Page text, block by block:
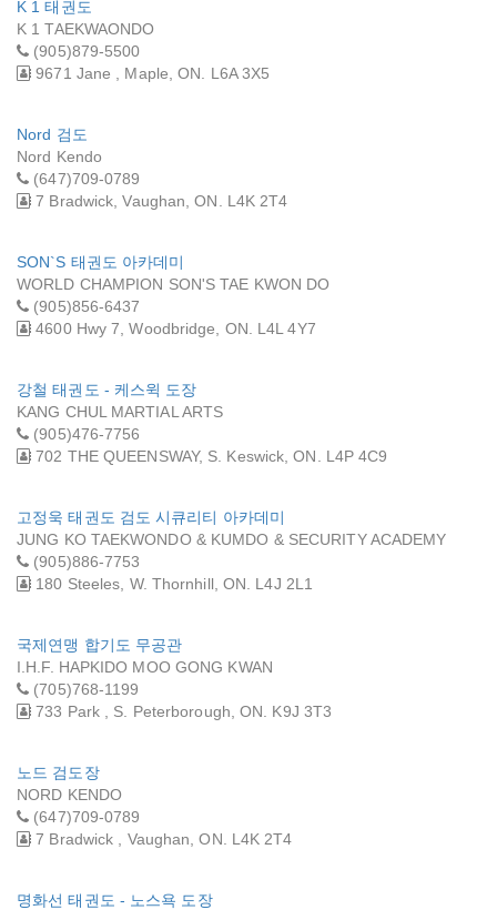
K 1 태권도
K 1 TAEKWAONDO
(905)879-5500
9671 Jane , Maple, ON. L6A 3X5
Nord 검도
Nord Kendo
(647)709-0789
7 Bradwick, Vaughan, ON. L4K 2T4
SON`S 태권도 아카데미
WORLD CHAMPION SON'S TAE KWON DO
(905)856-6437
4600 Hwy 7, Woodbridge, ON. L4L 4Y7
강철 태권도 - 케스윅 도장
KANG CHUL MARTIAL ARTS
(905)476-7756
702 THE QUEENSWAY, S. Keswick, ON. L4P 4C9
고정욱 태권도 검도 시큐리티 아카데미
JUNG KO TAEKWONDO & KUMDO & SECURITY ACADEMY
(905)886-7753
180 Steeles, W. Thornhill, ON. L4J 2L1
국제연맹 합기도 무공관
I.H.F. HAPKIDO MOO GONG KWAN
(705)768-1199
733 Park , S. Peterborough, ON. K9J 3T3
노드 검도장
NORD KENDO
(647)709-0789
7 Bradwick , Vaughan, ON. L4K 2T4
명화선 태권도 - 노스욕 도장